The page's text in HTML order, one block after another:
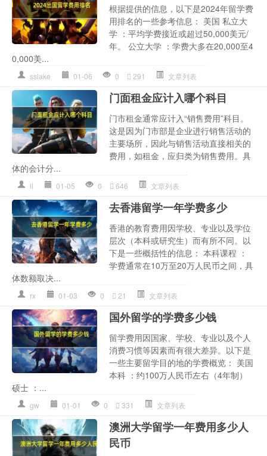
根据提供的信息，以下是2024年留学费
用排名的一些参考信息： 美国 私立大
学 ：平均学费接近或超过50,000美元/
年。 公立大学 ：学费大多在20,000至4
0,000美...
sslake 01-06 0 291 文章列表
门面租金应计入哪个科目
门市租金通常应计入“销售费用”科目。
这是因为门市部是企业进行销售活动的
主要场所，因此与销售活动直接相关的
费用，如租金，应归类为销售费用。具
体的会计分...
ll 01-05 0 646 文章列表
去香港留学一年学费多少
香港的教育费用因学校、专业以及学位
层次（本科或研究生）而有所不同。以
下是一些概括性的信息： 本科课程 ：
学费通常在10万至20万人民币之间，具
体数额取决...
rx 01-03 0 21 文章列表
国外留学的学费多少钱
留学费用因国家、学校、专业以及个人
消费习惯等因素而有很大差异。以下是
一些主要留学目的地的学费概览： 美国
本科 ：约100万人民币左右（4年制）
硕士 ：...
gw 01-01 0 331 文章列表
澳洲大学留学一年费用多少人
民币